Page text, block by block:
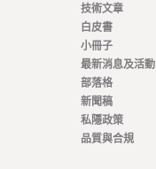
技術文章
白皮書
小冊子
最新消息及活動
部落格
新聞稿
私隱政策
品質與合規